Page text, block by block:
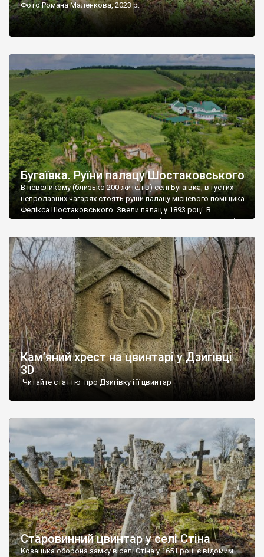
Фото Романа Маленкова, 2023 р.
Бугаївка. Руїни палацу Шостаковського
В невеликому (близько 200 жителів) селі Бугаївка, в густих
непролазних чагарях стоять руїни палацу місцевого поміщика
Фелікса Шостаковського. Звели палац у 1893 році. В
радянський період у ньому спочатку містилася школа, потім
століття тут розмістили туберкульозну лікарню. Коли із
палацу виїхала лікарня – ми точно не […]
Кам’яний хрест на цвинтарі у Дзигівці
3D
Читайте статтю про Дзигівку і її цвинтар
Старовинний цвинтар у селі Стіна
Козацька оборона замку в селі Стіна у 1651 році є відомим